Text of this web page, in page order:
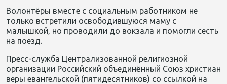
Волонтёры вместе с социальным работником не
только встретили освободившуюся маму с
малышкой, но проводили до вокзала и помогли сесть
на поезд.
Пресс-служба Централизованной религиозной
организации Российский объединённый Союз христиан
веры евангельской (пятидесятников) со ссылкой на